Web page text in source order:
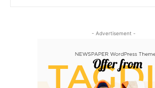
- Advertisement -